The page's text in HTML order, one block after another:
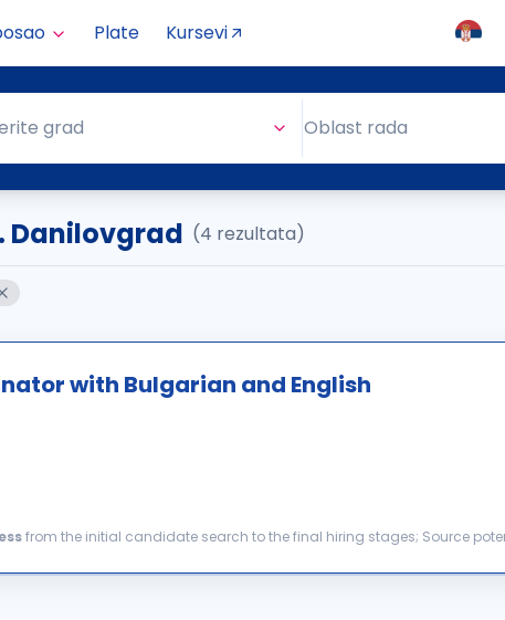
Plate Kursevi
grad Oblast rada
Danilovgrad (4 rezultata)
with Bulgarian and English
from the initial candidate search to the final hiring stages; Source